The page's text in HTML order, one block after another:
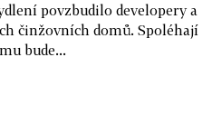
povzbudilo developery a
činžovních domů. Spoléhají
bude...